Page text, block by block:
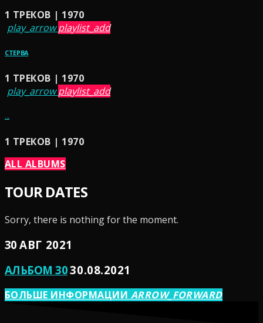
1 ТРЕКОВ | 1970
play_arrow playlist_add
СТЕРВА
1 ТРЕКОВ | 1970
play_arrow playlist_add
...
1 ТРЕКОВ | 1970
ALL ALBUMS
TOUR DATES
Sorry, there is nothing for the moment.
30АВГ 2021
АЛЬБОМ 3030.08.2021
БОЛЬШЕ ИНФОРМАЦИИ ARROW_FORWARD